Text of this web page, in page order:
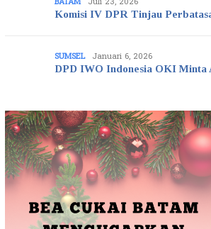
Komisi IV DPR Tinjau
SUMSEL Januari 6, 2026
DPD IWO Indonesia OKI